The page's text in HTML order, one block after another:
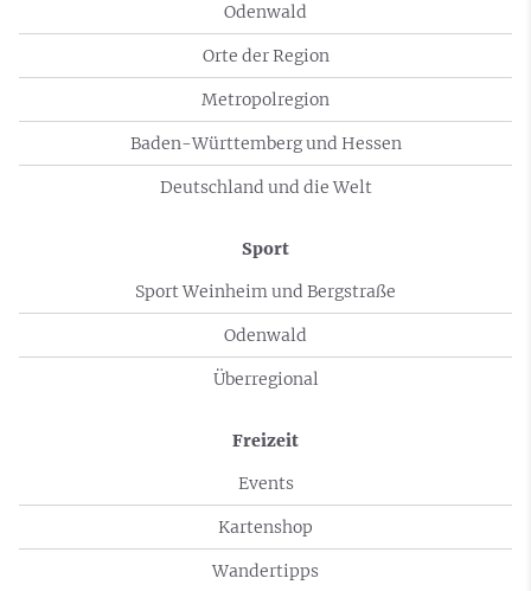
Odenwald
Orte der Region
Metropolregion
Baden-Württemberg und Hessen
Deutschland und die Welt
Sport
Sport Weinheim und Bergstraße
Odenwald
Überregional
Freizeit
Events
Kartenshop
Wandertipps